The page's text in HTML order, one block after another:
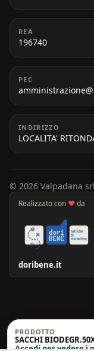
REA
196740
PEC
INDIRIZZO
LOCALITA'
© 2026 Valpadana
Realizzato con ♥da
doribene.it
PRODOTTO
SACCHI
Accedi per vedere i